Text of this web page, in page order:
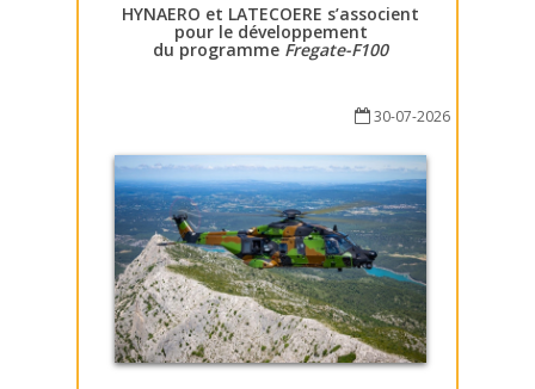
HYNAERO et LATECOERE s’associent
pour le développement
du programme Fregate-F100
30-07-2026